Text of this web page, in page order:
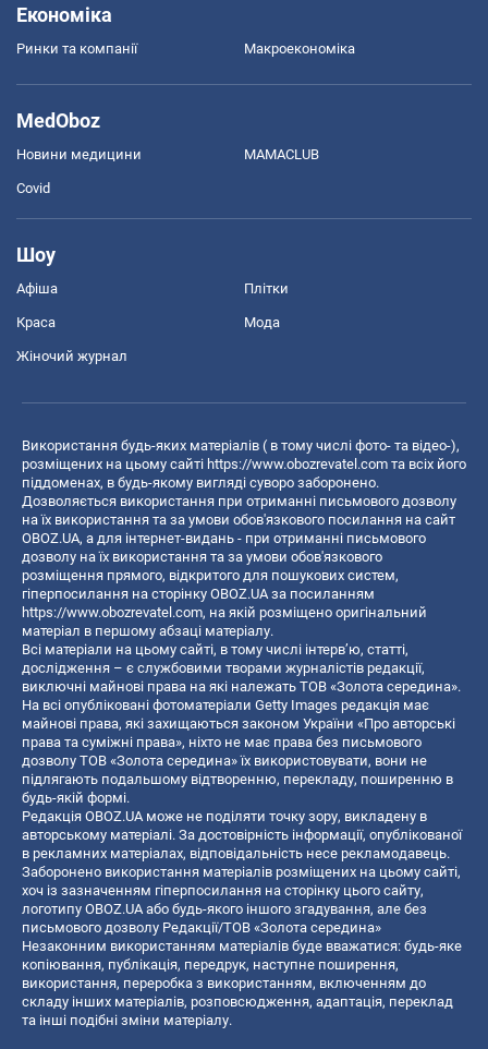
Економіка
Ринки та компанії Макроекономіка
MedOboz
Новини медицини MAMACLUB
Covid
Шоу
Афіша Плітки
Краса Мода
Жіночий журнал
Використання будь-яких матеріалів ( в тому числі фото- та відео-),
розміщених на цьому сайті https://www.obozrevatel.com та всіх його
піддоменах, в будь-якому вигляді суворо заборонено.
Дозволяється використання при отриманні письмового дозволу
на їх використання та за умови обов'язкового посилання на сайт
OBOZ.UA, а для інтернет-видань - при отриманні письмового
дозволу на їх використання та за умови обов'язкового
розміщення прямого, відкритого для пошукових систем,
гіперпосилання на сторінку OBOZ.UA за посиланням
https://www.obozrevatel.com, на якій розміщено оригінальний
матеріал в першому абзаці матеріалу.
Всі матеріали на цьому сайті, в тому числі інтерв’ю, статті,
дослідження – є службовими творами журналістів редакції,
виключні майнові права на які належать ТОВ «Золота середина».
На всі опубліковані фотоматеріали Getty Images редакція має
майнові права, які захищаються законом України «Про авторські
права та суміжні права», ніхто не має права без письмового
дозволу ТОВ «Золота середина» їх використовувати, вони не
підлягають подальшому відтворенню, перекладу, поширенню в
будь-якій формі.
Редакція OBOZ.UA може не поділяти точку зору, викладену в
авторському матеріалі. За достовірність інформації, опублікованої
в рекламних матеріалах, відповідальність несе рекламодавець.
Заборонено використання матеріалів розміщених на цьому сайті,
хоч із зазначенням гіперпосилання на сторінку цього сайту,
логотипу OBOZ.UA або будь-якого іншого згадування, але без
письмового дозволу Редакції/ТОВ «Золота середина»
Незаконним використанням матеріалів буде вважатися: будь-яке
копiювання, публiкацiя, передрук, наступне поширення,
використання, переробка з використанням, включенням до
складу інших матеріалів, розповсюдження, адаптація, переклад
та інші подібні зміни матеріалу.